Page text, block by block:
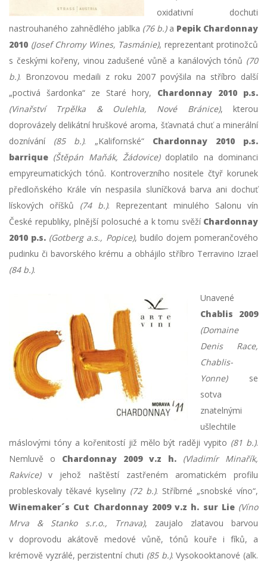
oxidativní dochuti
nastrouhaného zahnědlého jablka (76 b.) a Pepik Chardonnay
2010 (Josef Chromy Wines, Tasmánie), reprezentant protinožců
s českými kořeny, vinou zadušené vůně a kanálových tónů (70
b.). Bronzovou medaili z roku 2007 povýšila na stříbro další
„poctivá šardonka“ ze Staré hory, Chardonnay 2010 p.s.
(Vinařství Trpělka & Oulehla, Nové Bránice), kterou
doprovázely delikátní hruškové aroma, šťavnatá chuť a minerální
doznívání (85 b.). „Kalifornské“ Chardonnay 2010 p.s.
barrique (Štěpán Maňák, Žádovice)doplatilo na dominanci
empyreumatických tónů. Kontroverzního nositele čtyř korunek
předloňského Krále vín nespasila sluníčková barva ani dochuť
lískových oříšků (74 b.). Reprezentant minulého Salonu vín
České republiky, plnější polosuché a k tomu svěží Chardonnay
2010 p.s. (Gotberg a.s., Popice), budilo dojem pomerančového
pudinku či bavorského krému a obhájilo stříbro Terravino Izrael
(84 b.).
Unavené
Chablis 2009
(Domaine
Denis Race,
Chablis-
Yonne) se
sotva
znatelnými
ušlechtile
máslovými tóny a kořenitostí již mělo být raději vypito (81 b.).
Nemluvě o Chardonnay 2009 v.z h. (Vladimír Minařík,
Rakvice)v jehož naštěstí zastřeném aromatickém profilu
probleskovaly těkavé kyseliny (72 b.). Stříbrné „snobské víno“,
Winemaker´s Cut Chardonnay 2009 v.z h. sur Lie (Víno
Mrva & Stanko s.r.o., Trnava), zaujalo zlatavou barvou
v doprovodu akátově medové vůně, tónů kouře i fíků, a
krémově vyzrálé, perzistentní chuti (85 b.). Vysokooktanové (alk.